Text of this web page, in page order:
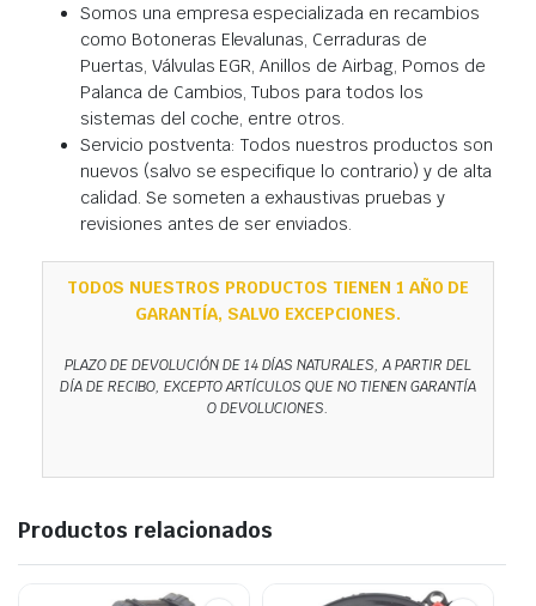
Somos una empresa especializada en recambios
como Botoneras Elevalunas, Cerraduras de
Puertas, Válvulas EGR, Anillos de Airbag, Pomos de
Palanca de Cambios, Tubos para todos los
sistemas del coche, entre otros.
Servicio postventa: Todos nuestros productos son
nuevos (salvo se especifique lo contrario) y de alta
calidad. Se someten a exhaustivas pruebas y
revisiones antes de ser enviados.
TODOS NUESTROS PRODUCTOS TIENEN 1 AÑO DE
GARANTÍA, SALVO EXCEPCIONES.
PLAZO DE DEVOLUCIÓN DE 14 DÍAS NATURALES, A PARTIR DEL
DÍA DE RECIBO, EXCEPTO ARTÍCULOS QUE NO TIENEN GARANTÍA
O DEVOLUCIONES.
Productos relacionados